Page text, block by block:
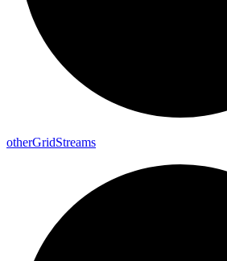
otherGridStreams